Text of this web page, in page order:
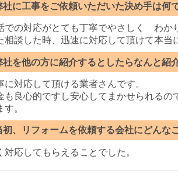
社に工事をご依頼いただいた決め手は何
での対応がとても丁寧でやさしく
わか
相談した時、迅速に対応して頂けて本当
社を他の方に紹介するとしたらなんと紹
に対応して頂ける業者さんです。
も良心的ですし安心してまかせられる
す。
初、リフォームを依頼する会社にどんな
対応してもらえることでした。